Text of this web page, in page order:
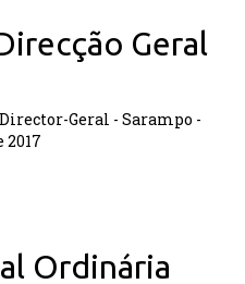
Geral
Geral - Sarampo -
Ordinária